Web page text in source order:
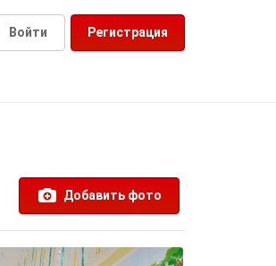
Регистрация
Войти
Добавить фото